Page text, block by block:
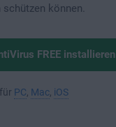
können.
FREE installieren
PC Mac iOS